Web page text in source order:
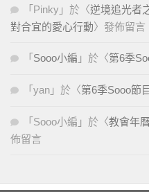
「 Pinky 」於〈逆境追光者
對合宜的愛心行動〉發佈留言
「 Sooo小編 」於〈第6季
「 yan 」於〈第6季Sooo節
「 Sooo小編 」於〈教會年
佈留言